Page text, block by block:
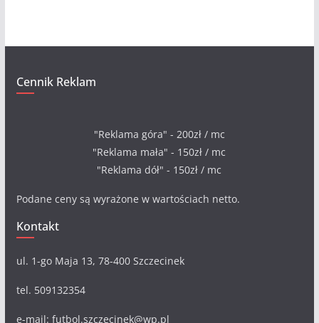
Cennik Reklam
"Reklama góra" - 200zł / mc
"Reklama mała" - 150zł / mc
"Reklama dół" - 150zł / mc
Podane ceny są wyrażone w wartościach netto.
Kontakt
ul. 1-go Maja 13, 78-400 Szczecinek
tel. 509132354
e-mail: futbol.szczecinek@wp.pl